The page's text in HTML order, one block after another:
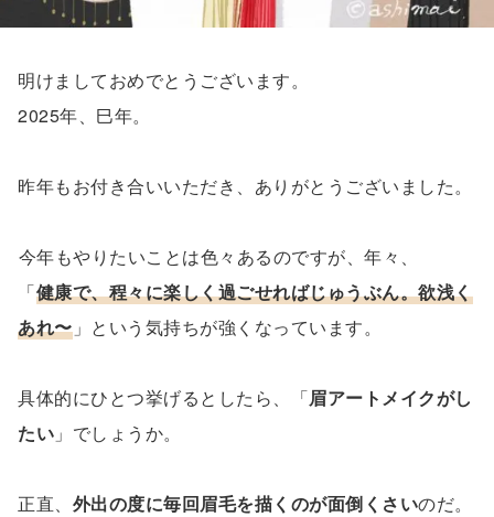
明けましておめでとうございます。
2025年、巳年。
昨年もお付き合いいただき、ありがとうございました。
⁡今年もやりたいことは色々あるのですが、年々、
「健康で、程々に楽しく過ごせればじゅうぶん。欲浅く
あれ〜」という気持ちが強くなっています。
具体的にひとつ挙げるとしたら、「眉アートメイクがし
たい 」でしょうか。
正直、 外出の度に毎回眉毛を描くのが面倒くさいのだ。